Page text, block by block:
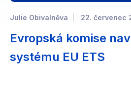
Julie Obivalněva 22. červenec
Evropská komise
systému EU ETS